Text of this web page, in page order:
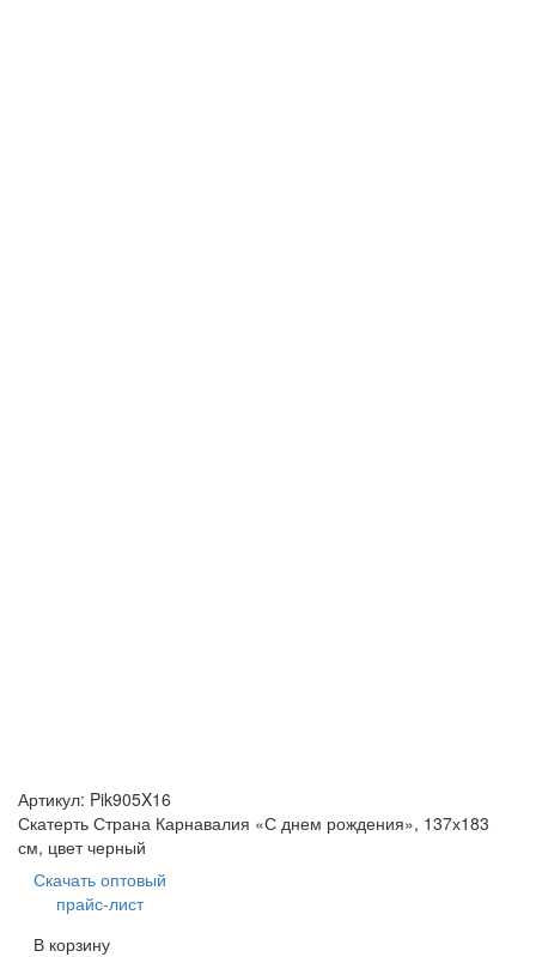
Артикул: Pik905X16
Скатерть Страна Карнавалия «С днем рождения», 137х183
см, цвет черный
Скачать оптовый
прайс-лист
В корзину